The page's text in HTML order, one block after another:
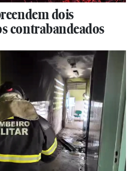
dois
contrabandeados